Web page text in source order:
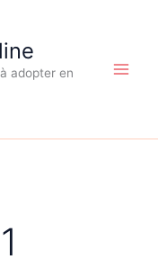
adopter en